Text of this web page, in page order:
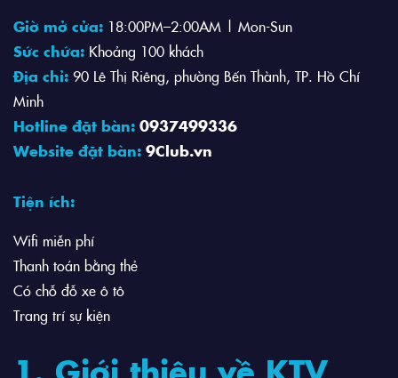
Giờ mở cửa: 18:00PM–2:00AM | Mon-Sun
Sức chứa: Khoảng 100 khách
Địa chỉ: 90 Lê Thị Riêng, phường Bến Thành, TP. Hồ Chí
Minh
Hotline đặt bàn: 0937499336
Website đặt bàn: 9Club.vn
Tiện ích:
Wifi miễn phí
Thanh toán bằng thẻ
Có chỗ đỗ xe ô tô
Trang trí sự kiện